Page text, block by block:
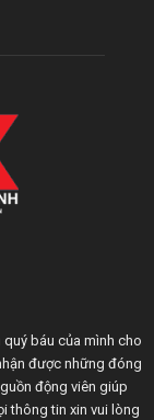
báu của mình cho
được những đóng
động viên giúp
thông tin xin vui lòng